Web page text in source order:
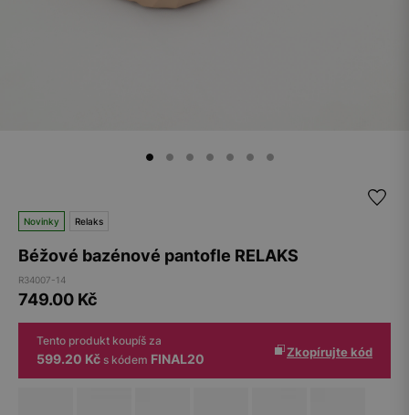
Novinky Relaks
Béžové bazénové pantofle RELAKS
R34007-14
749.00 Kč
Tento produkt koupíš za
599.20 Kč s kódem FINAL20 Zkopírujte kód